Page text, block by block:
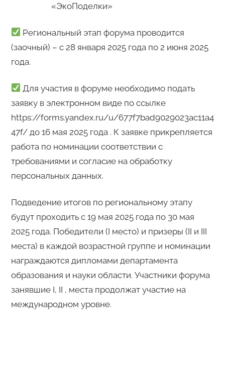
«ЭкоПоделки»
Региональный этап форума проводится
(заочный) – с 28 января 2025 года по 2 июня 2025
года.
Для участия в форуме необходимо подать
заявку в электронном виде по ссылке
https://forms.yandex.ru/u/677f7bad9029023ac11a4
47f/ до 16 мая 2025 года . К заявке прикрепляется
работа по номинации соответствии с
требованиями и согласие на обработку
персональных данных.
Подведение итогов по региональному этапу
будут проходить с 19 мая 2025 года по 30 мая
2025 года. Победители (I место) и призеры (II и III
места) в каждой возрастной группе и номинации
награждаются дипломами департамента
образования и науки области. Участники форума
занявшие I, II , места продолжат участие на
международном уровне.